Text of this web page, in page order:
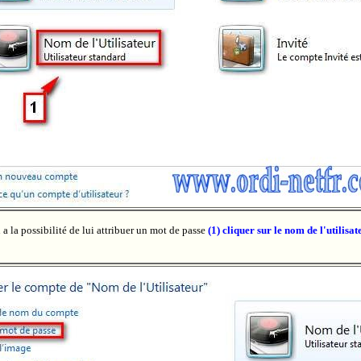
a la possibilité de lui attribuer un mot de passe (1) cliquer sur le nom de